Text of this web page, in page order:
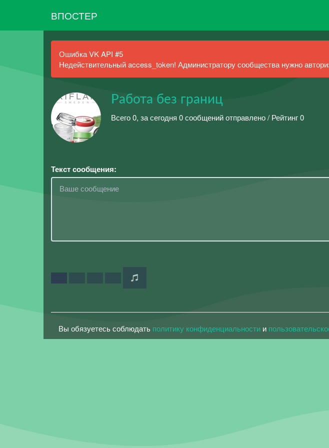
ВПОСТЕР
Ошибка VK API #5
Недействительный access_token! Администратору сообщества нужно
Работа без границ
Всего 0, за сегодня 0 сообщений отправлено / Рейтинг 0
Текст сообщения:
Вы обязуетесь соблюдать политику конфиденциальности и